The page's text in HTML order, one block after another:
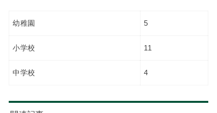
幼稚園 5
小学校 11
中学校 4